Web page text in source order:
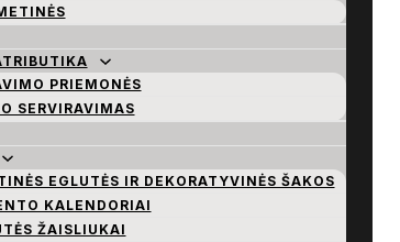
PRIEMONĖS
SERVIRAVIMAS
EGLUTĖS IR DEKORATYVINĖS ŠAKOS
KALENDORIAI
ŽAISLIUKAI